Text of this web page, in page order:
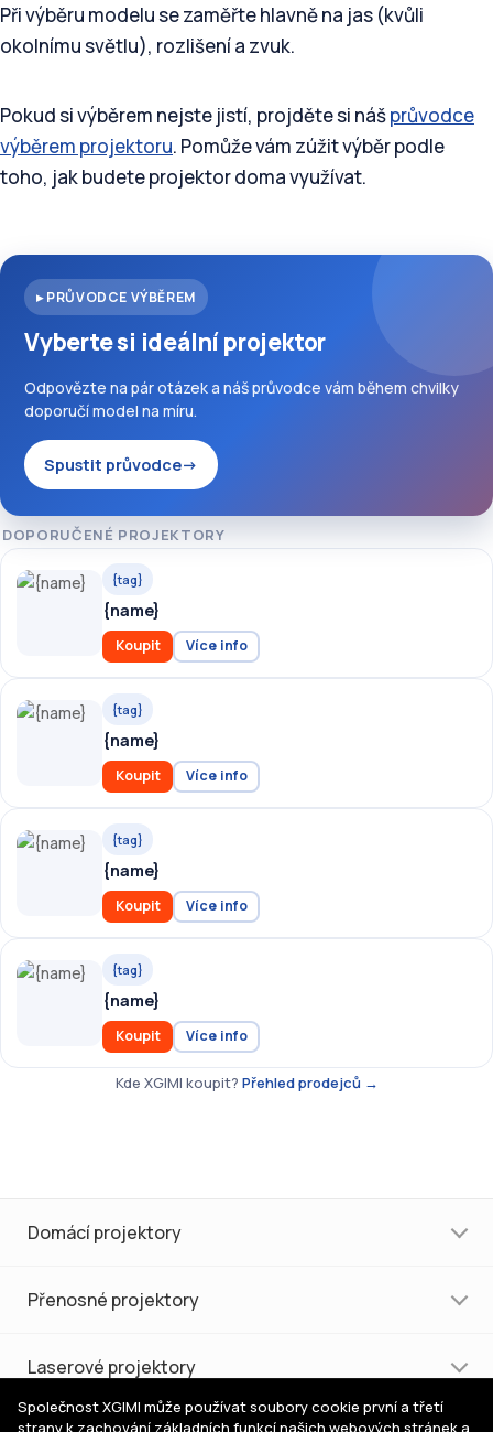
Při výběru modelu se zaměřte hlavně na jas (kvůli
okolnímu světlu), rozlišení a zvuk.
Pokud si výběrem nejste jistí, projděte si nášprůvodce
výběrem projektoru. Pomůže vám zúžit výběr podle
toho, jak budete projektor doma využívat.
▸ PRŮVODCE VÝBĚREM
Vyberte si ideální projektor
Odpovězte na pár otázek a náš průvodce vám během chvilky
doporučí model na míru.
Spustit průvodce→
DOPORUČENÉ PROJEKTORY
{tag}
{name}
Koupit Více info
{tag}
{name}
Koupit Více info
{tag}
{name}
Koupit Více info
{tag}
{name}
Koupit Více info
Kde XGIMI koupit? Přehled prodejců →
Domácí projektory
Přenosné projektory
Laserové projektory
Společnost XGIMI může používat soubory cookie první a třetí
strany k zachování základních funkcí našich webových stránek a